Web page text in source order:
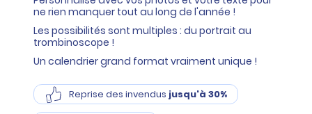
ne rien manquer tout au long de l'année !
Les possibilités sont multiples : du portrait au
trombinoscope !
Un calendrier grand format vraiment unique !
Reprise des invendus jusqu'à 30%